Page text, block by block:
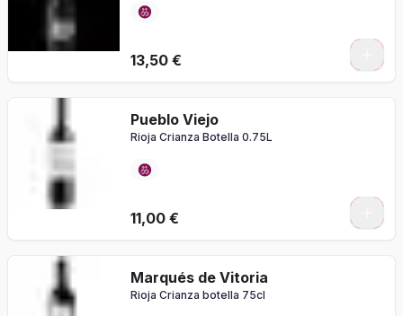
13,50 €
Pueblo Viejo
Rioja Crianza Botella 0.75L
11,00 €
Marqués de Vitoria
Rioja Crianza botella 75cl